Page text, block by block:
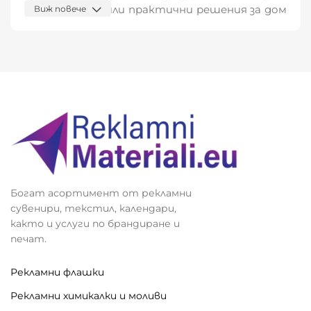
ани подаръци или практични решения за дом
и за лични промоции и подаръци. Продуктите
в тази категория не само че осигуряват вид
имост, но и предлагат практическа стойнос
т за клиентите ви, което ги прави изключи
телно ефективни като рекламни материал
и.
Рекламните материали за дома включват с
авят уют и комфорт в ежедневието на ваш
и и мелнички – тези продукти са чудесен начи
Виж повече
Богат асортимент от рекламни
сувенири, текстил, календари,
както и услуги по брандиране и
печат.
Рекламни флашки
Рекламни химикалки и моливи